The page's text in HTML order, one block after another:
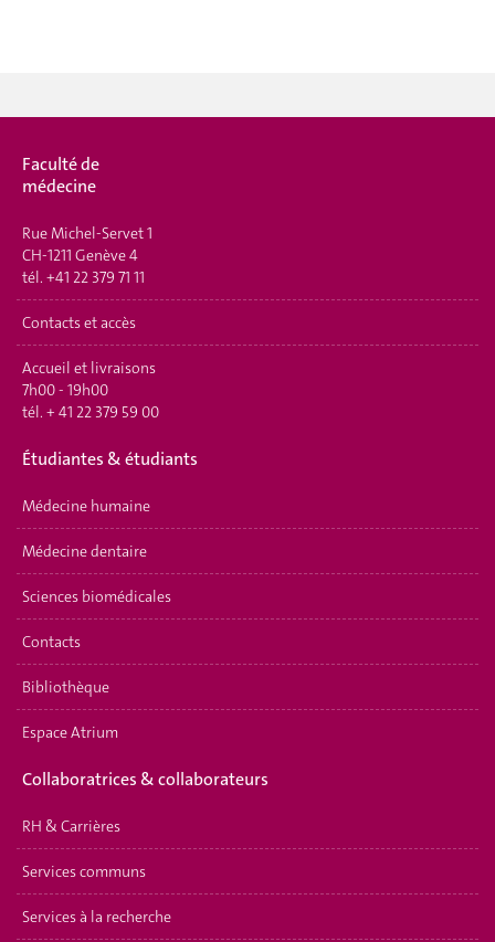
Faculté de
médecine
Rue Michel-Servet 1
CH-1211 Genève 4
tél. +41 22 379 71 11
Contacts et accès
Accueil et livraisons
7h00 - 19h00
tél. + 41 22 379 59 00
Étudiantes & étudiants
Médecine humaine
Médecine dentaire
Sciences biomédicales
Contacts
Bibliothèque
Espace Atrium
Collaboratrices & collaborateurs
RH & Carrières
Services communs
Services à la recherche